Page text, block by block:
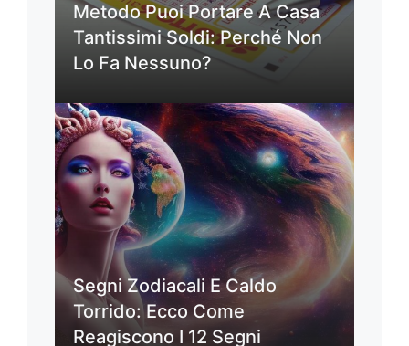
Metodo Puoi Portare A Casa
Tantissimi Soldi: Perché Non
Lo Fa Nessuno?
Segni Zodiacali E Caldo
Torrido: Ecco Come
Reagiscono I 12 Segni